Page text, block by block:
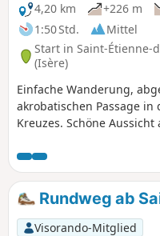
4,20 km
+226 m
1:50 Std.
Mittel
Start in Saint-Étienne-
(Isère)
Einfache Wanderung,
akrobatischen Passage
Kreuzes. Schöne
Rundweg ab
Visorando-Mitglied